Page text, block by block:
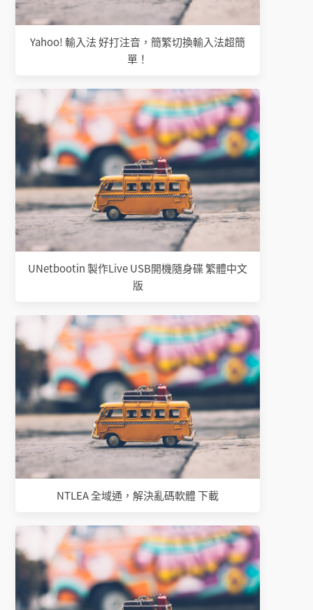
Yahoo! 輸入法 好打注音，簡繁切換輸入法超簡
單！
UNetbootin 製作Live USB開機隨身碟 繁體中文
版
NTLEA 全域通，解決亂碼軟體 下載